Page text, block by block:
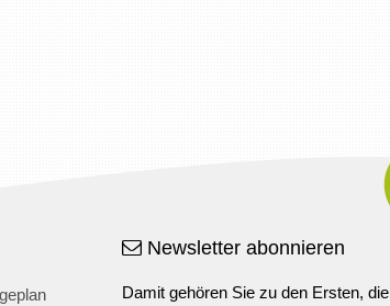
Newsletter abonnieren
Damit gehören Sie zu den Ersten, die